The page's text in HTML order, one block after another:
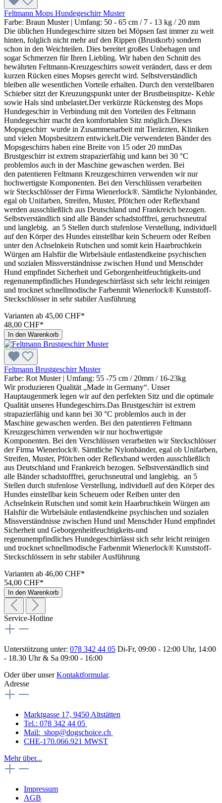
Feltmann Mops Hundegeschirr Muster
Farbe: Braun Muster | Umfang: 50 - 65 cm / 7 - 13 kg / 20 mm
Die üblichen Hundegeschirre sitzen bei Möpsen fast immer zu weit
hinten, folglich nicht mehr auf den Rippen (Brustkorb) sondern
schon in den Weichteilen. Dies bereitet großes Unbehagen und
sogar Schmerzen für Ihren Liebling. Wir haben den Schnitt des
bewährten Feltmann-Kreuzgeschirrs soweit verändert, dass er dem
kurzen Rücken eines Mopses gerecht wird. Selbstverständlich
bleiben alle wesentlichen Vorteile erhalten. Durch den verstellbaren
Schieber sitzt der Kreuzungspunkt unter der Brustbeinspitze- Kehle
sowie Hals sind unbelastet.Der verkürzte Rückensteg des Mops
Hundegeschirr in Verbindung mit den Vorteilen des Feltmann
Hundegeschirr macht den komfortablen Sitz möglich.Dieses
Mopsgeschirr wurde in Zusammenarbeit mit Tierärzten, Kliniken
und vielen Mopsbesitzern entwickelt.Die verwendeten Bänder des
Mopsgeschirrs haben eine Breite von 15 oder 20 mmDas
Brustgeschirr ist extrem strapazierfähig und kann bei 30 °C
problemlos auch in der Maschine gewaschen werden. Bei
den patentieren Feltmann Kreuzgeschirren verwenden wir nur
hochwertigste Komponenten. Bei den Verschlüssen verarbeiten
wir Steckschlösser der Firma Wienerlock®. Sämtliche Nylonbänder,
egal ob Unifarben, Streifen, Muster, Pfötchen oder Reflexband
werden ausschließlich aus Deutschland und Frankreich bezogen.
Selbstverständlich sind alle Bänder schadstofffrei, geruchsneutral
und langlebig. an 5 Stellen durch stufenlose Verstellung, individuell
auf den Körper des Hundes einstellbar kein Scheuern oder Reiben
unter den Achselnkein Rutschen und somit kein Haarbruchkein
Würgen am Halsfür die Wirbelsäule entlastendkeine psychischen
und sozialen Missverständnisse zwischen Hund und Menschder
Hund empfindet Sicherheit und Geborgenheitfeuchtigkeits-und
regenunempfindliches Hundegeschirrlässt sich sehr leicht reinigen
und trocknet schnellmodische Farbenmit Wienerlock® Kunststoff-
Steckschlösser in sehr stabiler Ausführung
Varianten ab 45,00 CHF*
48,00 CHF*
In den Warenkorb
Feltmann Brustgeschirr Muster
Farbe: Rot Muster | Umfang: 55 -75 cm / 20mm / 16-23kg
Wir produzieren Qualität „Made in Germany“. Unser
Hauptaugenmerk legen wir auf den perfekten Sitz und die optimale
Qualität unseres Hundegeschirrs.Das Brustgeschirr ist extrem
strapazierfähig und kann bei 30 °C problemlos auch in der
Maschine gewaschen werden. Bei den patentieren Feltmann
Kreuzgeschirren verwenden wir nur hochwertigste
Komponenten. Bei den Verschlüssen verarbeiten wir Steckschlösser
der Firma Wienerlock®. Sämtliche Nylonbänder, egal ob Unifarben,
Streifen, Muster, Pfötchen oder Reflexband werden ausschließlich
aus Deutschland und Frankreich bezogen. Selbstverständlich sind
alle Bänder schadstofffrei, geruchsneutral und langlebig. an 5
Stellen durch stufenlose Verstellung, individuell auf den Körper des
Hundes einstellbar kein Scheuern oder Reiben unter den
Achselnkein Rutschen und somit kein Haarbruchkein Würgen am
Halsfür die Wirbelsäule entlastendkeine psychischen und sozialen
Missverständnisse zwischen Hund und Menschder Hund empfindet
Sicherheit und Geborgenheitfeuchtigkeits-und
regenunempfindliches Hundegeschirrlässt sich sehr leicht reinigen
und trocknet schnellmodische Farbenmit Wienerlock® Kunststoff-
Steckschlössern in sehr stabiler Ausführung
Varianten ab 46,00 CHF*
54,00 CHF*
In den Warenkorb
Service-Hotline
Unterstützung unter: 078 342 44 05 Di-Fr, 09:00 - 12:00 Uhr, 14:00
- 18.30 Uhr & Sa 09:00 - 16:00
Oder über unserKontaktformular.
Adresse
Marktgasse 17, 9450 Altstätten
Tel.: 078 342 44 05
Mail: shop@dogschoice.ch
CHE-170.066.921 MWST
Mehr über...
Impressum
AGB